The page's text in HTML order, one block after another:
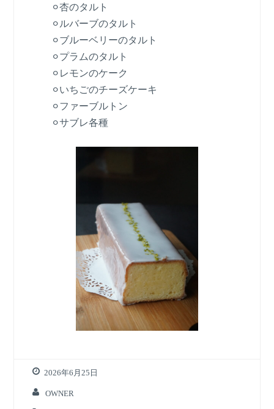
⚪︎杏のタルト
⚪︎ルバーブのタルト
⚪︎ブルーベリーのタルト
⚪︎プラムのタルト
⚪︎レモンのケーク
⚪︎いちごのチーズケーキ
⚪︎ファーブルトン
⚪︎サブレ各種
2026年6月25日
OWNER